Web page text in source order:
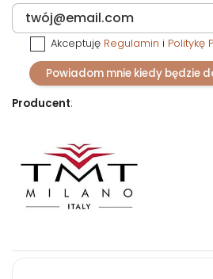
Akceptuję Regulamin i Politykę
Powiadom mnie kiedy będzie
Producent: